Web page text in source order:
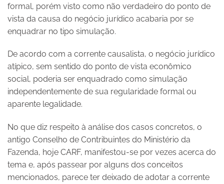
formal, porém visto como não verdadeiro do ponto de
vista da causa do negócio jurídico acabaria por se
enquadrar no tipo simulação.
De acordo com a corrente causalista, o negócio jurídico
atípico, sem sentido do ponto de vista econômico
social, poderia ser enquadrado como simulação
independentemente de sua regularidade formal ou
aparente legalidade.
No que diz respeito à análise dos casos concretos, o
antigo Conselho de Contribuintes do Ministério da
Fazenda, hoje CARF, manifestou-se por vezes acerca do
tema e, após passear por alguns dos conceitos
mencionados, parece ter deixado de adotar a corrente